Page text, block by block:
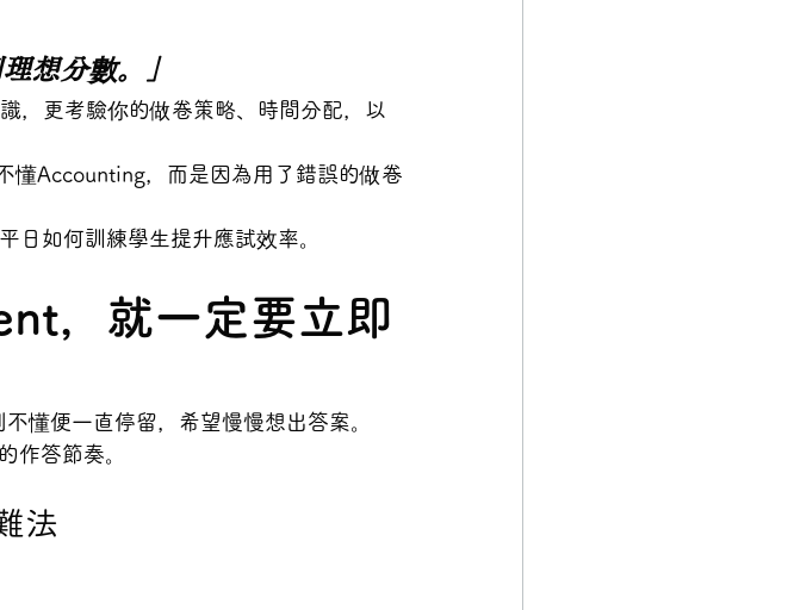
想分數。」
，更考驗你的做卷策略、時間分配，以
懂Accounting，而是因為用了錯誤的做卷
日如何訓練學生提升應試效率。
，就一定要立即
懂便一直停留，希望慢慢想出答案。
作答節奏。
法